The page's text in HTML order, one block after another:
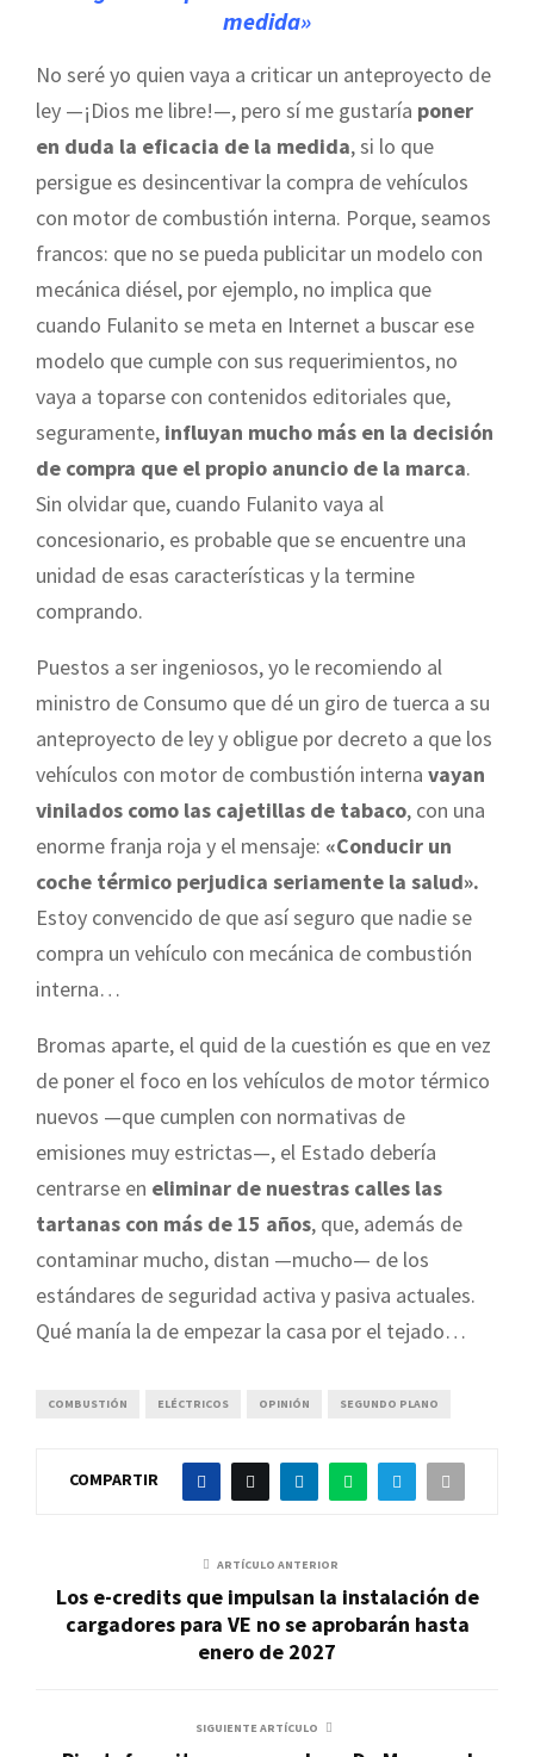
medida»
No seré yo quien vaya a criticar un anteproyecto de
ley —¡Dios me libre!—, pero sí me gustaría poner
en duda la eficacia de la medida, si lo que
persigue es desincentivar la compra de vehículos
con motor de combustión interna. Porque, seamos
francos: que no se pueda publicitar un modelo con
mecánica diésel, por ejemplo, no implica que
cuando Fulanito se meta en Internet a buscar ese
modelo que cumple con sus requerimientos, no
vaya a toparse con contenidos editoriales que,
seguramente, influyan mucho más en la decisión
de compra que el propio anuncio de la marca.
Sin olvidar que, cuando Fulanito vaya al
concesionario, es probable que se encuentre una
unidad de esas características y la termine
comprando.
Puestos a ser ingeniosos, yo le recomiendo al
ministro de Consumo que dé un giro de tuerca a su
anteproyecto de ley y obligue por decreto a que los
vehículos con motor de combustión interna vayan
vinilados como las cajetillas de tabaco, con una
enorme franja roja y el mensaje: «Conducir un
coche térmico perjudica seriamente la salud».
Estoy convencido de que así seguro que nadie se
compra un vehículo con mecánica de combustión
interna…
Bromas aparte, el quid de la cuestión es que en vez
de poner el foco en los vehículos de motor térmico
nuevos —que cumplen con normativas de
emisiones muy estrictas—, el Estado debería
centrarse en eliminar de nuestras calles las
tartanas con más de 15 años, que, además de
contaminar mucho, distan —mucho— de los
estándares de seguridad activa y pasiva actuales.
Qué manía la de empezar la casa por el tejado…
COMBUSTIÓN ELÉCTRICOS OPINIÓN SEGUNDO PLANO
COMPARTIR
ARTÍCULO ANTERIOR
Los e-credits que impulsan la instalación de
cargadores para VE no se aprobarán hasta
enero de 2027
SIGUIENTE ARTÍCULO